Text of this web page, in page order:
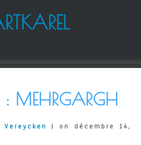
: MEHRGARGH
| on décembre 14,